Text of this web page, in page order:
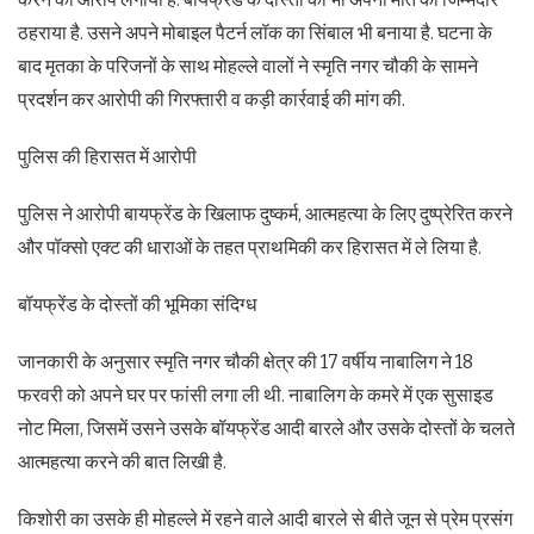
ठहराया है. उसने अपने मोबाइल पैटर्न लॉक का सिंबाल भी बनाया है. घटना के
बाद मृतका के परिजनों के साथ मोहल्ले वालों ने स्मृति नगर चौकी के सामने
प्रदर्शन कर आरोपी की गिरफ्तारी व कड़ी कार्रवाई की मांग की.
पुलिस की हिरासत में आरोपी
पुलिस ने आरोपी बायफ्रेंड के खिलाफ दुष्कर्म, आत्महत्या के लिए दुष्प्रेरित करने
और पॉक्सो एक्ट की धाराओं के तहत प्राथमिकी कर हिरासत में ले लिया है.
बॉयफ्रेंड के दोस्तों की भूमिका संदिग्ध
जानकारी के अनुसार स्मृति नगर चौकी क्षेत्र की 17 वर्षीय नाबालिग ने 18
फरवरी को अपने घर पर फांसी लगा ली थी. नाबालिग के कमरे में एक सुसाइड
नोट मिला, जिसमें उसने उसके बॉयफ्रेंड आदी बारले और उसके दोस्तों के चलते
आत्महत्या करने की बात लिखी है.
किशोरी का उसके ही मोहल्ले में रहने वाले आदी बारले से बीते जून से प्रेम प्रसंग